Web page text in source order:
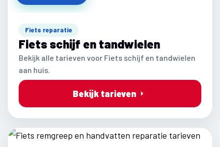
Fiets reparatie
Fiets schijf en tandwielen
Bekijk alle tarieven voor Fiets schijf en tandwielen
aan huis.
Bekijk tarieven